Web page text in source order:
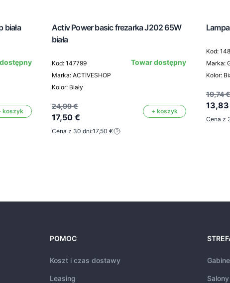
biała
koszyk
Activ Power basic frezarka J202 65W
biała
Kod: 147799
Marka: ACTIVESHOP
Kolor: Biały
Towar dostępny
24,99 €
17,50 €
+ koszyk
Cena z 30 dni:17,50 €
Kod:
Marka:
Kolor:
19,74 €
Cena z
POMOC
Koszt i czas dostawy
Leasing